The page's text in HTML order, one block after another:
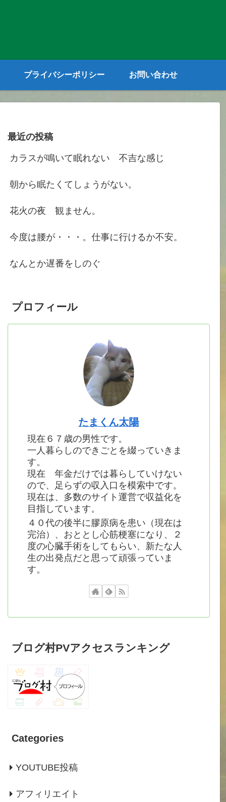
プライバシーポリシー お問い合わせ
最近の投稿
カラスが鳴いて眠れない 不吉な感じ
朝から眠たくてしょうがない。
花火の夜 観ません。
今度は腰が・・・。仕事に行けるか不安。
なんとか遅番をしのぐ
プロフィール
たまくん太陽
現在６７歳の男性です。
一人暮らしのできごとを綴っていきま
す。
現在 年金だけでは暮らしていけない
ので、足らずの収入口を模索中です。
現在は、多数のサイト運営で収益化を
目指しています。
４０代の後半に膠原病を患い（現在は
完治）、おととし心筋梗塞になり、２
度の心臓手術をしてもらい、新たな人
生の出発点だと思って頑張っていま
す。
ブログ村PVアクセスランキング
Categories
YOUTUBE投稿
アフィリエイト